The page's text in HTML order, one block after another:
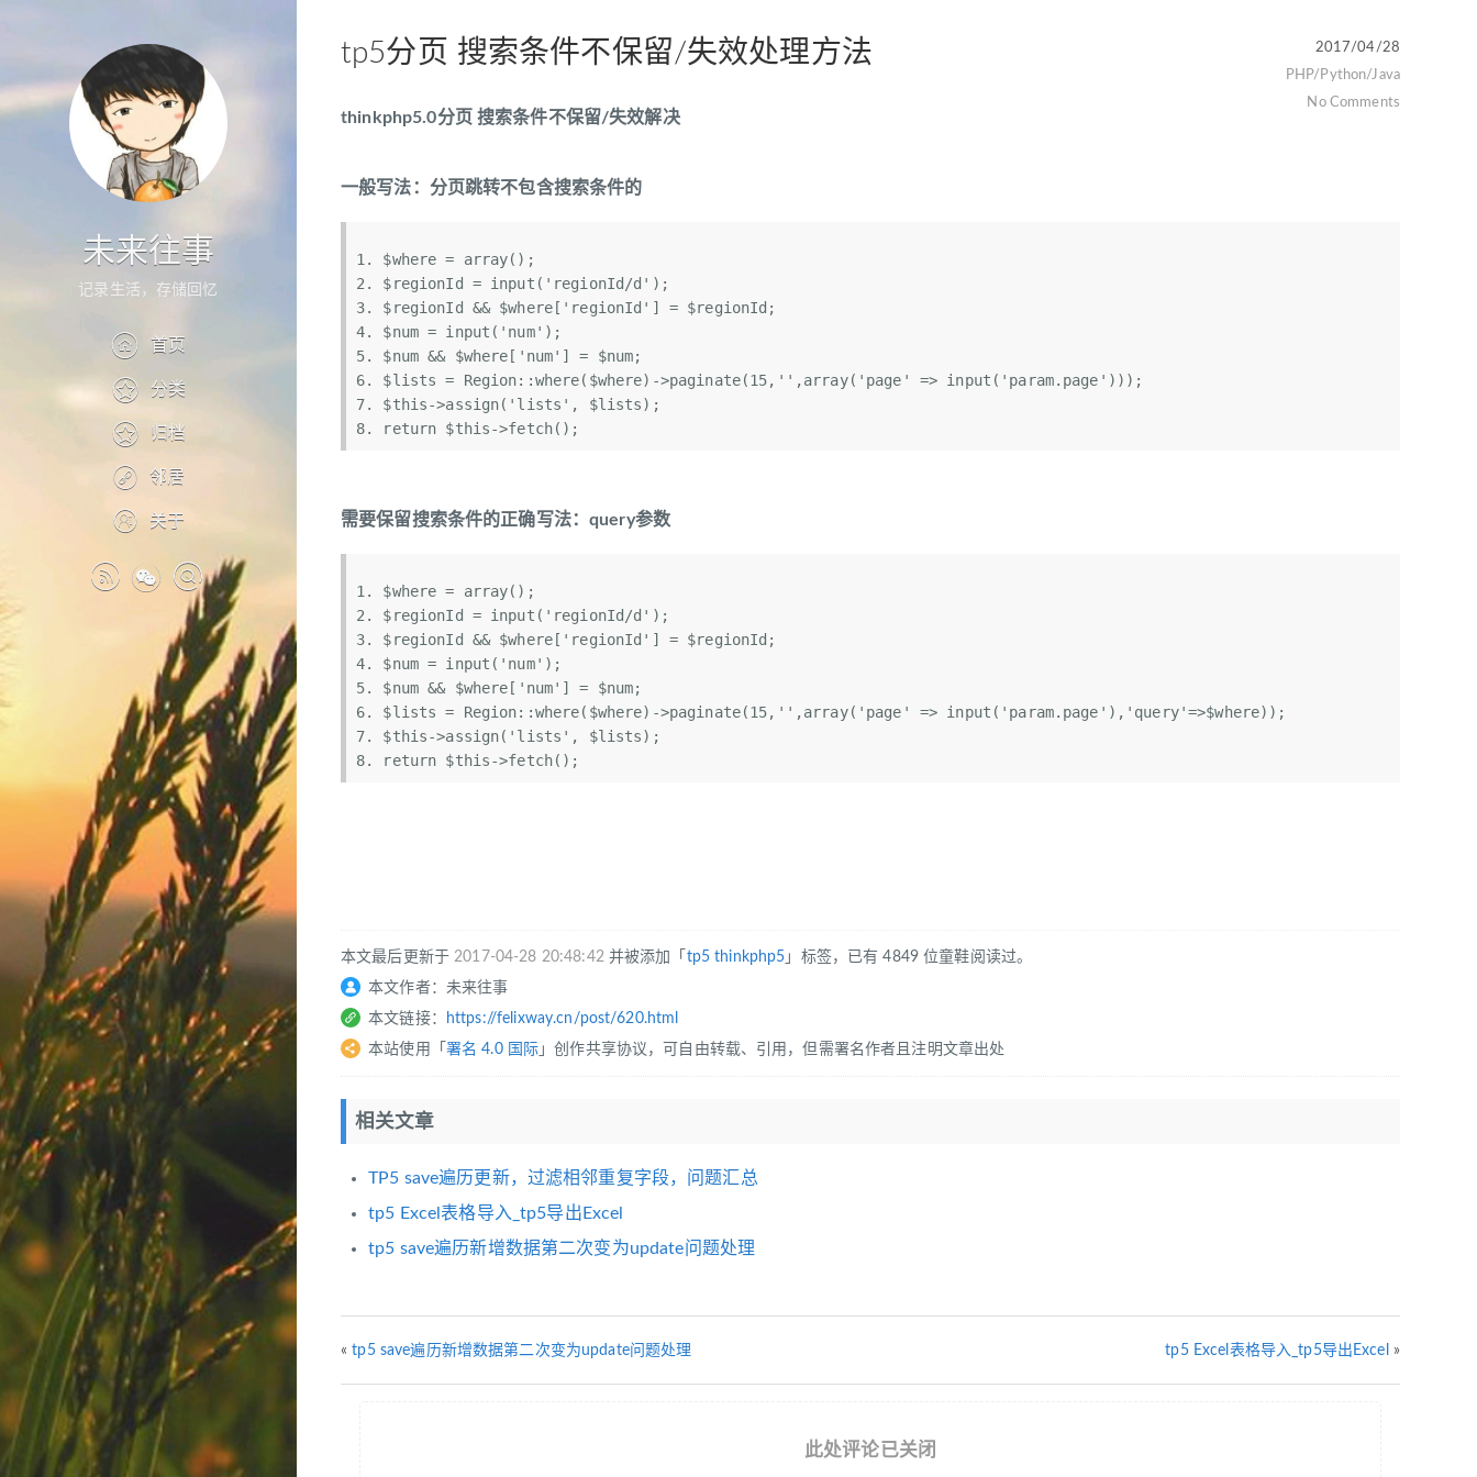
未来往事
记录生活，存储回忆
首页
分类
归档
邻居
关于
2017/04/28
PHP/Python/Java
No Comments
tp5分页 搜索条件不保留/失效处理方法
thinkphp5.0分页 搜索条件不保留/失效解决
一般写法：分页跳转不包含搜索条件的
$where = array();
$regionId
= input( 'regionId/d' );
$regionId
&& $where [ 'regionId' ] = $regionId ;
$num = input( 'num' );
$num && $where [ 'num' ] = $num;
$lists = Region::where( $where)->paginate(15, '' ,array( 'page' => input( 'param.page' )));
$this->assign( 'lists' , $lists);
return $this->fetch();
需要保留搜索条件的正确写法：query参数
$where = array();
$regionId
= input( 'regionId/d' );
$regionId
&& $where [ 'regionId' ] = $regionId ;
$num = input( 'num' );
$num && $where [ 'num' ] = $num;
$lists = Region::where( $where)->paginate(15, '' ,array( 'page' => input( 'param.page' ), 'query'=>$where));
$this->assign( 'lists' , $lists);
return $this->fetch();
本文最后更新于 2017-04-28 20:48:42 并被添加「 tp5 thinkphp5 」标签，已有 4849 位童鞋阅读过。
本文作者：未来往事
本文链接：
https://felixway.cn/post/620.html
本站使用「 署名 4.0 国际 」创作共享协议，可自由转载、引用，但需署名作者且注明文章出处
相关文章
TP5 save遍历更新，过滤相邻重复字段，问题汇总
tp5 Excel表格导入_tp5导出Excel
tp5 save遍历新增数据第二次变为update问题处理
«tp5 save遍历新增数据第二次变为update问题处理 tp5 Excel表格导入_tp5导出Excel »
此处评论已关闭